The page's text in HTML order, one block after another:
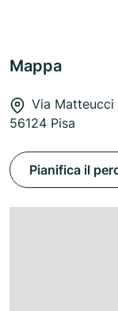
Mappa
Via Matteucci
56124 Pisa
Pianifica il